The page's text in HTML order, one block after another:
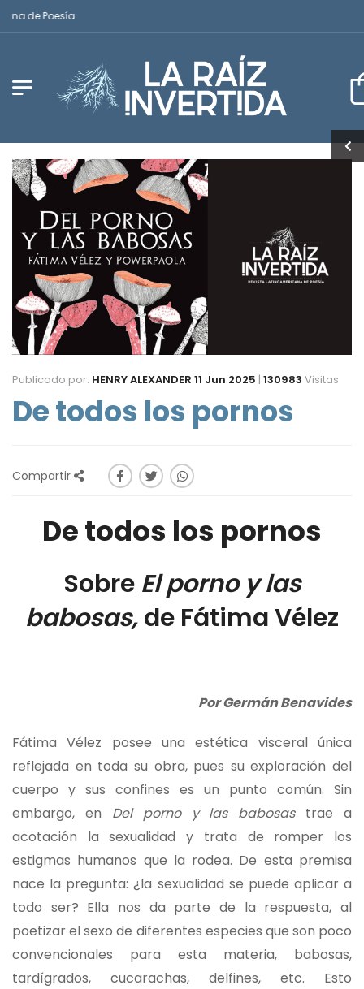
de Poesía
Publicado por: HENRY ALEXANDER 11 Jun 2025 | 130983 Visitas
De todos los pornos
Compartir
De todos los pornos
Sobre El porno y las
babosas,de Fátima Vélez
Por Germán Benavides
Fátima Vélez posee una estética visceral única
reflejada en toda su obra, pues su exploración del
cuerpo y sus confines es un punto común. Sin
embargo, en Del porno y las babosastrae a
acotación la sexualidad y trata de romper los
estigmas humanos que la rodea. De esta premisa
nace la pregunta: ¿la sexualidad se puede aplicar a
todo ser? Ella nos da parte de la respuesta, al
poetizar el sexo de diferentes especies que son poco
convencionales para esta materia, babosas,
tardígrados, cucarachas, delfines, etc. Esto